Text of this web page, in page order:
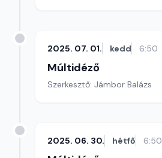
2025. 07. 01. kedd 6:50
Múltidéző
Szerkesztő: Jámbor Balázs
2025. 06. 30. hétfő 6:50